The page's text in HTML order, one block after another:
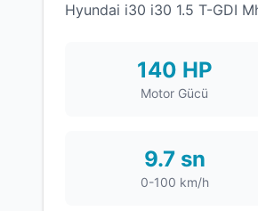
Hyundai i30 i30 1.5 T-GDI
140 HP
Motor Gücü
9.7 sn
0-100 km/h